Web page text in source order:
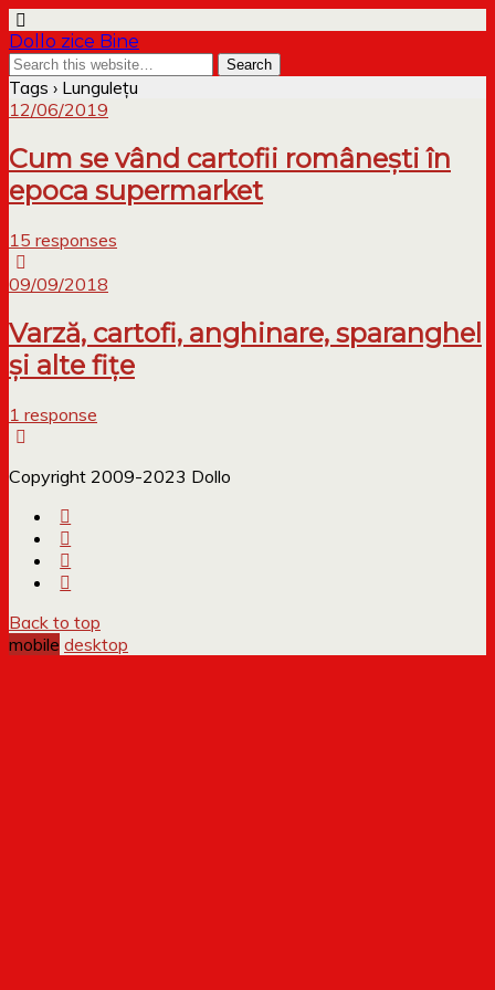
Dollo zice Bine
Tags › Lungulețu
12/06/2019
Cum se vând cartofii românești în
epoca supermarket
15 responses
09/09/2018
Varză, cartofi, anghinare, sparanghel
și alte fițe
1 response
Copyright 2009-2023 Dollo
Back to top
mobile desktop